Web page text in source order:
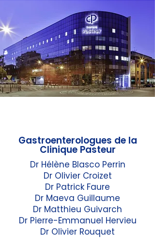
Gastroenterologues de la
Clinique Pasteur
Dr Hélène Blasco Perrin
Dr Olivier Croizet
Dr Patrick Faure
Dr Maeva Guillaume
Dr Matthieu Guivarch
Dr Pierre-Emmanuel Hervieu
Dr Olivier Rouquet